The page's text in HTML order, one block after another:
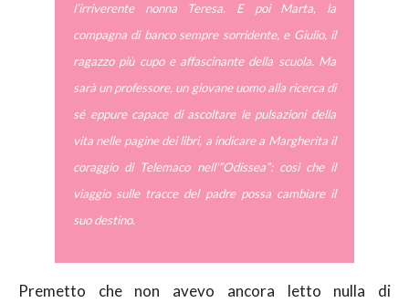
l’irriverente nonna Teresa. E poi Marta, la
compagna di banco sempre sorridente, e Giulio, il
ragazzo più cupo e affascinante della scuola. Ma
sarà un professore, un giovane uomo alla ricerca di
sé eppure capace di ascoltare le pulsazioni della
vita nelle pagine dei libri, a indicare a Margherita il
coraggio di Telemaco nell'”Odissea”: così che il
viaggio sulle tracce del padre possa cambiare il
suo destino.
Premetto che non avevo ancora letto nulla di